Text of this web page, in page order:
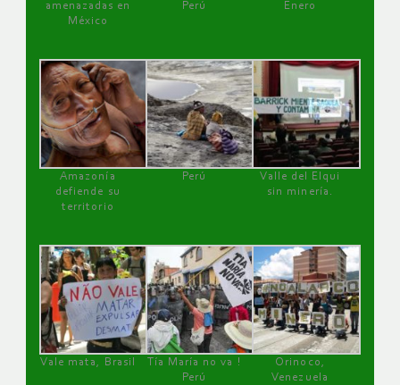
amenazadas en
México
Perú
Enero
Amazonía
defiende su
territorio
Perú
Valle del Elqui
sin minería.
Vale mata, Brasil
Tía María no va !
Perú
Orinoco,
Venezuela